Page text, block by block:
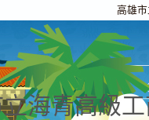
高雄
海青高級